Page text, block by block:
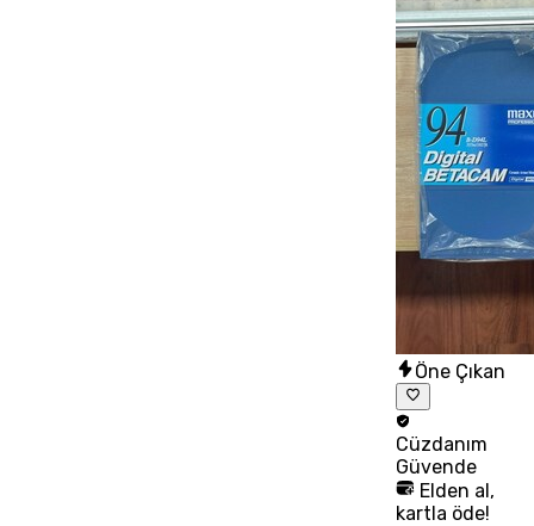
Öne Çıkan
Cüzdanım
Güvende
Elden al,
kartla öde!